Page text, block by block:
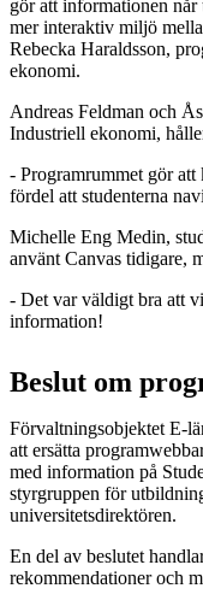
gör att informationen når
mer interaktiv miljö
Rebecka Haraldsson,
ekonomi.
Andreas Feldman och
Industriell ekonomi,
- Programrummet gör att
fördel att studenterna
Michelle Eng Medin,
använt Canvas tidigare,
- Det var väldigt bra att
information!
Beslut om
Förvaltningsobjektet E-
att ersätta
med information på
styrgruppen för
universitetsdirektören.
En del av beslutet
rekommendationer och